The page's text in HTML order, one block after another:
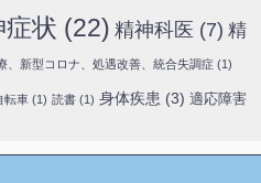
症状 (22) 精神科医 (7) 精
、新型コロナ、処遇改善、統合失調症 (1)
転車 (1) 読書 (1) 身体疾患 (3) 適応障害